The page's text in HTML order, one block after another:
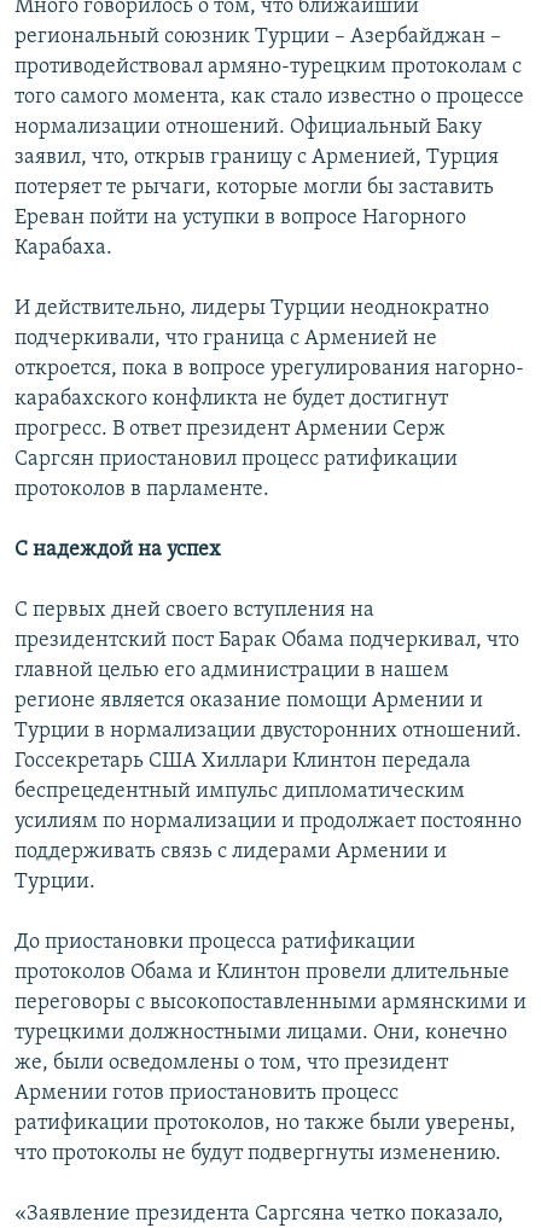
Много говорилось о том, что ближайший
региональный союзник Турции – Азербайджан –
противодействовал армяно-турецким протоколам с
того самого момента, как стало известно о процессе
нормализации отношений. Официальный Баку
заявил, что, открыв границу с Арменией, Турция
потеряет те рычаги, которые могли бы заставить
Ереван пойти на уступки в вопросе Нагорного
Карабаха.
И действительно, лидеры Турции неоднократно
подчеркивали, что граница с Арменией не
откроется, пока в вопросе урегулирования нагорно-
карабахского конфликта не будет достигнут
прогресс. В ответ президент Армении Серж
Саргсян приостановил процесс ратификации
протоколов в парламенте.
С надеждой на успех
С первых дней своего вступления на
президентский пост Барак Обама подчеркивал, что
главной целью его администрации в нашем
регионе является оказание помощи Армении и
Турции в нормализации двусторонних отношений.
Госсекретарь США Хиллари Клинтон передала
беспрецедентный импульс дипломатическим
усилиям по нормализации и продолжает постоянно
поддерживать связь с лидерами Армении и
Турции.
До приостановки процесса ратификации
протоколов Обама и Клинтон провели длительные
переговоры с высокопоставленными армянскими и
турецкими должностными лицами. Они, конечно
же, были осведомлены о том, что президент
Армении готов приостановить процесс
ратификации протоколов, но также были уверены,
что протоколы не будут подвергнуты изменению.
«Заявление президента Саргсяна четко показало,